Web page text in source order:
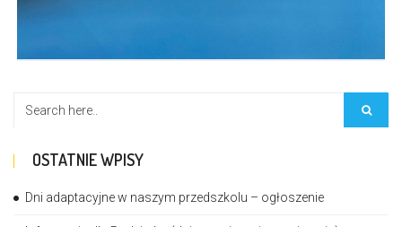
OSTATNIE WPISY
Dni adaptacyjne w naszym przedszkolu – ogłoszenie